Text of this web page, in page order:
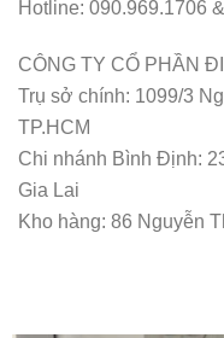
Hotline: 090.969.1706
CÔNG TY CỔ PHẦN
Trụ sở chính: 1099/3
TP.HCM
Chi nhánh Bình Định:
Gia Lai
Kho hàng: 86 Nguyễn